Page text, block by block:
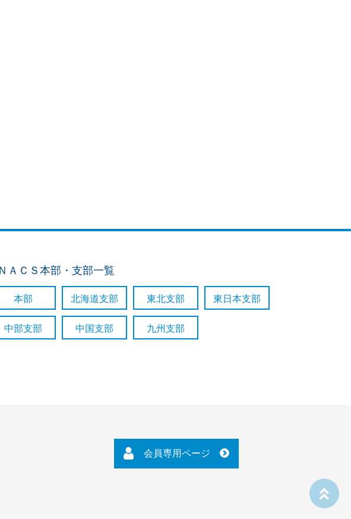
ＡＣＳ本部・支部一覧
本部 北海道支部 東北支部 東日本支部
中部支部 中国支部 九州支部
会員専用ページ